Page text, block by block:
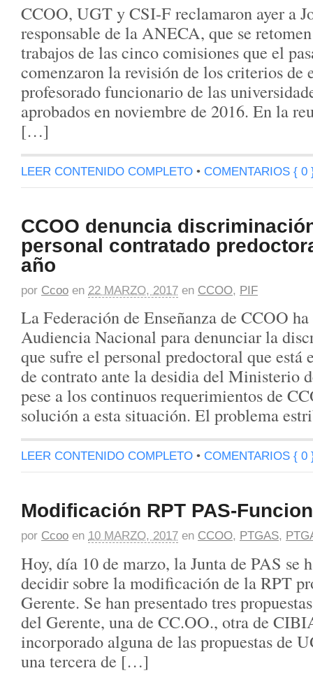
CCOO, UGT y CSI-F reclamaron ayer a
responsable de la ANECA, que se
trabajos de las cinco comisiones que el
comenzaron la revisión de los criterios de
profesorado funcionario de las
aprobados en noviembre de 2016. En la
[…]
LEER CONTENIDO COMPLETO • COMENTARIOS { 0
CCOO denuncia
personal contratado
año
por Ccoo en 22 MARZO, 2017 en CCOO, PIF
La Federación de Enseñanza de CCOO
Audiencia Nacional para denunciar la
que sufre el personal predoctoral que está
de contrato ante la desidia del Ministerio
pese a los continuos requerimientos de
solución a esta situación. El problema
LEER CONTENIDO COMPLETO • COMENTARIOS { 0
Modificación RPT PAS-
por Ccoo en 10 MARZO, 2017 en CCOO, PTGAS,
Hoy, día 10 de marzo, la Junta de PAS se
decidir sobre la modificación de la RPT
Gerente. Se han presentado tres
del Gerente, una de CC.OO., otra de
incorporado alguna de las propuestas de
una tercera de […]